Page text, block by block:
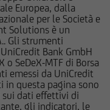
Europea, dalla
per le Società e
Solutions è un
Gli strumenti
Bank GmbH
o SeDeX-MTF di Borsa
emessi da UniCredit
in questa pagina sono
sui dati effettivi di
gli indicatori, le
essere non
effettuare
pertanto,
delle
ai fini delle
alla luce dei
della propria